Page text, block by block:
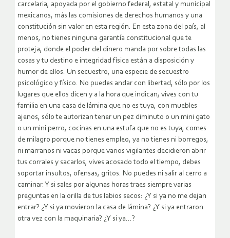
carcelaria, apoyada por el gobierno federal, estatal y municipal
mexicanos, más las comisiones de derechos humanos y una
constitución sin valor en esta región. En esta zona del país, al
menos, no tienes ninguna garantía constitucional que te
proteja, donde el poder del dinero manda por sobre todas las
cosas y tu destino e integridad física están a disposición y
humor de ellos. Un secuestro, una especie de secuestro
psicológico y físico. No puedes andar con libertad, sólo por los
lugares que ellos dicen y a la hora que indican; vives con tu
familia en una casa de lámina que no es tuya, con muebles
ajenos, sólo te autorizan tener un pez diminuto o un mini gato
o un mini perro, cocinas en una estufa que no es tuya, comes
de milagro porque no tienes empleo, ya no tienes ni borregos,
ni marranos ni vacas porque varios vigilantes decidieron abrir
tus corrales y sacarlos, vives acosado todo el tiempo, debes
soportar insultos, ofensas, gritos. No puedes ni salir al cerro a
caminar. Y si sales por algunas horas traes siempre varias
preguntas en la orilla de tus labios secos: ¿Y si ya no me dejan
entrar? ¿Y si ya movieron la casa de lámina? ¿Y si ya entraron
otra vez con la maquinaria? ¿Y si ya…?